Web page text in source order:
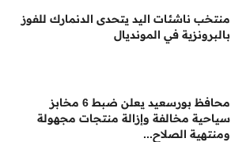
منتخب ناشئات اليد يتحدى الدنمارك للفوز
بالبرونزية في المونديال
محافظ بورسعيد يعلن ضبط 6 مخابز
سياحية مخالفة وإزالة منتجات مجهولة
ومنتهية الصلاح...